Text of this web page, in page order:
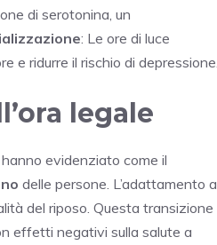
di serotonina, un
: Le ore di luce
e ridurre il rischio di depressione.
legale
hanno evidenziato come il
delle persone. L’adattamento a
del riposo. Questa transizione
effetti negativi sulla salute a